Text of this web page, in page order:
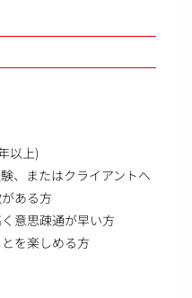
以上)
、またはクライアントへ
ある方
意思疎通が早い方
を楽しめる方